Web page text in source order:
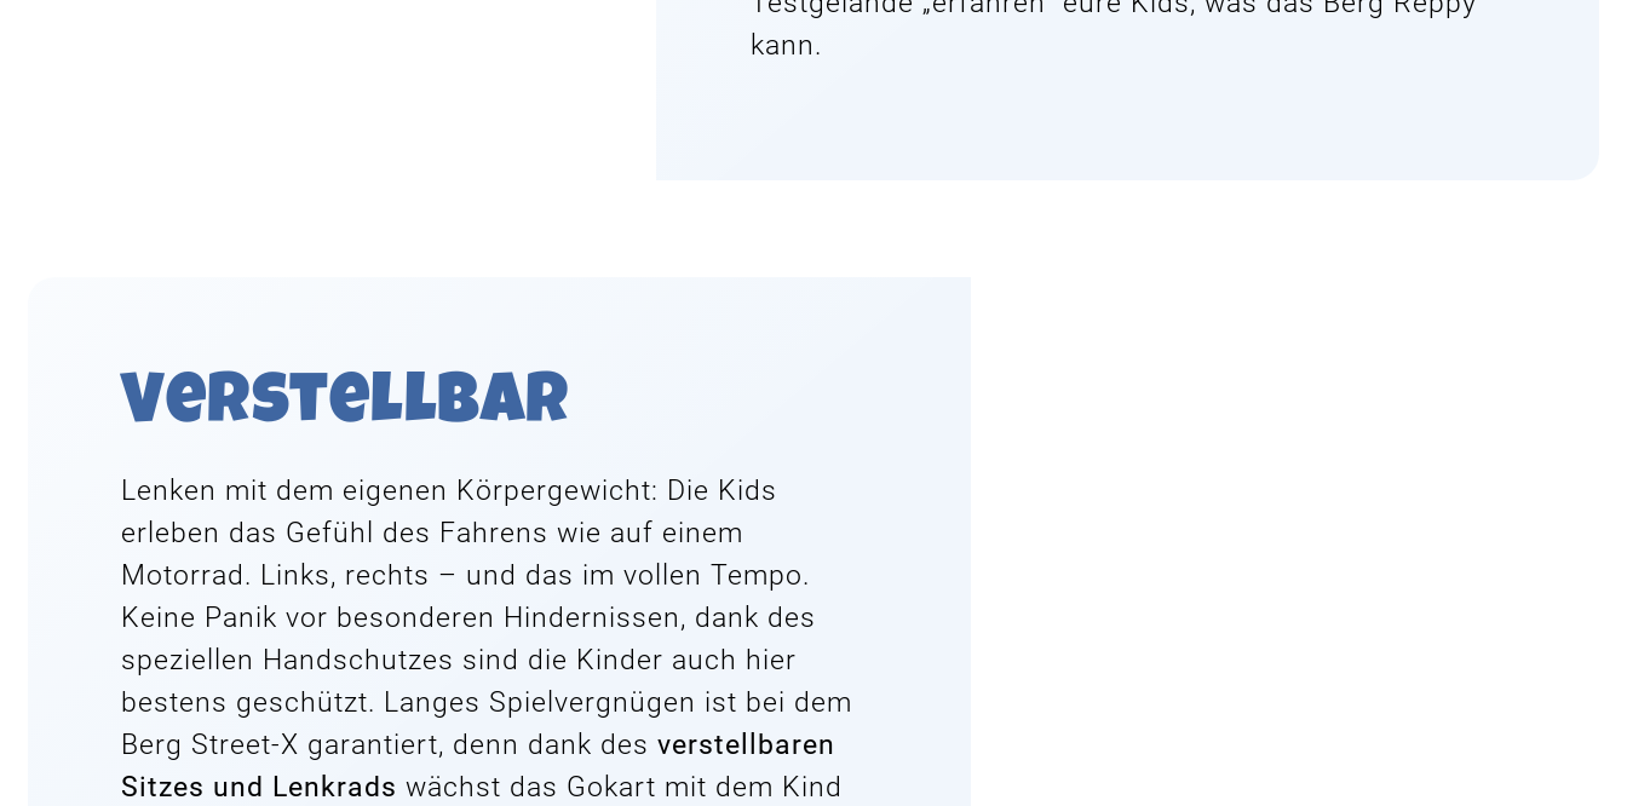
kann.
Verstellbar
Lenken mit dem eigenen Körpergewicht: Die Kids
erleben das Gefühl des Fahrens wie auf einem
Motorrad. Links, rechts – und das im vollen Tempo.
Keine Panik vor besonderen Hindernissen, dank des
speziellen Handschutzes sind die Kinder auch hier
bestens geschützt. Langes Spielvergnügen ist bei dem
Berg Street-X garantiert, denn dank desverstellbaren
Sitzes und Lenkrads wächst das Gokart mit dem Kind